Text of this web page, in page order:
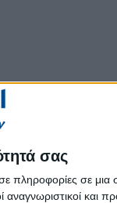
σας
πληροφορίες σε
και
να φροντίζουμε
&
να